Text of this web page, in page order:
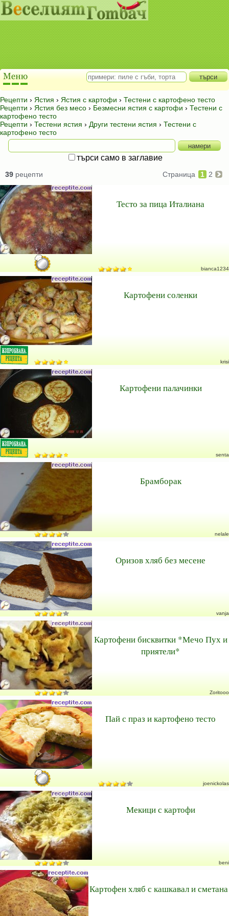
Рецепти › Ястия › Ястия с картофи › Тестени с картофено тесто
Рецепти › Ястия без месо › Безмесни ястия с картофи › Тестени с
картофено тесто
Рецепти › Тестени ястия › Други тестени ястия › Тестени с
картофено тесто
търси само в заглавие
39 рецепти Страница 1 2
Тесто за пица Италиана
bianca1234
Картофени соленки
krisi
Картофени палачинки
senta
Брамборак
nelale
Оризов хляб без месене
vanja
Картофени бисквитки *Мечо Пух и
приятели*
Zoritooo
Пай с праз и картофено тесто
joenickolas
Мекици с картофи
beni
Картофен хляб с кашкавал и сметана